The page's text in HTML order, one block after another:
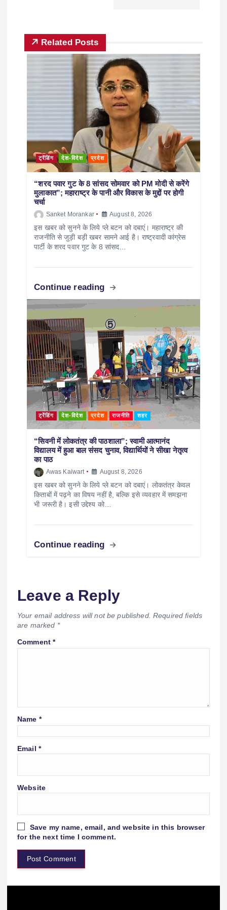
Related Posts
ट्रेंडिंग देश-विदेश प्रदेश
“शरद पवार गुट के 8 सांसद सोमवार को PM मोदी से करेंगे
मुलाकात”; महाराष्ट्र के पानी और विकास के मुद्दों पर होगी
चर्चा
Sanket Morankar August 8, 2026
इस खबर को सुनने के लिये प्ले बटन को दबाएं। महाराष्ट्र की
राजनीति से जुड़ी बड़ी खबर सामने आई है। राष्ट्रवादी कांग्रेस
पार्टी के शरद पवार गुट के 8 सांसद…
Continue reading
ट्रेंडिंग देश-विदेश प्रदेश राजनीति शहर
“सिवनी में लोकतंत्र की पाठशाला”; स्वामी आत्मानंद
विद्यालय में हुआ बाल संसद चुनाव, विद्यार्थियों ने सीखा नेतृत्व
का पाठ
Awas Kaiwart August 8, 2026
इस खबर को सुनने के लिये प्ले बटन को दबाएं। लोकतंत्र केवल
किताबों में पढ़ने का विषय नहीं है, बल्कि इसे व्यवहार में समझना
भी जरूरी है। इसी उद्देश्य को…
Continue reading
Leave a Reply
Your email address will not be published. Required fields
are marked *
Comment*
Name *
Email *
Website
Save my name, email, and website in this browser
for the next time I comment.